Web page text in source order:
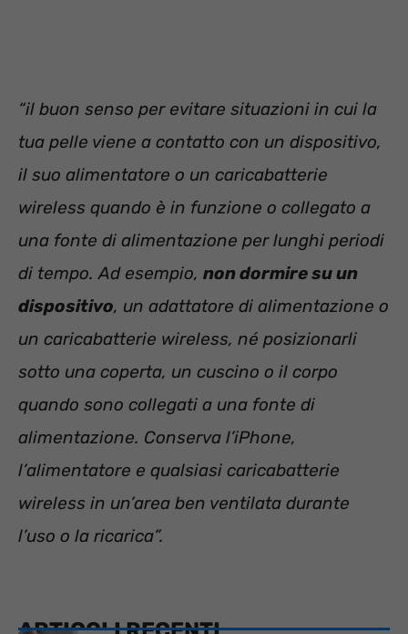
“il buon senso per evitare situazioni in cui la
tua pelle viene a contatto con un dispositivo,
il suo alimentatore o un caricabatterie
wireless quando è in funzione o collegato a
una fonte di alimentazione per lunghi periodi
di tempo. Ad esempio, non dormire su un
dispositivo, un adattatore di alimentazione o
un caricabatterie wireless, né posizionarli
sotto una coperta, un cuscino o il corpo
quando sono collegati a una fonte di
alimentazione. Conserva l’iPhone,
l’alimentatore e qualsiasi caricabatterie
wireless in un’area ben ventilata durante
l’uso o la ricarica”.